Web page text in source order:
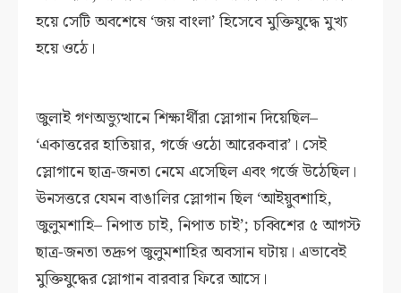
হয়ে সেটি অবশেষে ‘জয় বাংলা’ হিসেবে মুক্তিযুদ্ধে মুখ্য
হয়ে ওঠে।
জুলাই গণঅভ্যুত্থানে শিক্ষার্থীরা স্লোগান দিয়েছিল–
‘একাত্তরের হাতিয়ার, গর্জে ওঠো আরেকবার’। সেই
স্লোগানে ছাত্র-জনতা নেমে এসেছিল এবং গর্জে উঠেছিল।
ঊনসত্তরে যেমন বাঙালির স্লোগান ছিল ‘আইয়ুবশাহি,
জুলুমশাহি– নিপাত চাই, নিপাত চাই’; চব্বিশের ৫ আগস্ট
ছাত্র-জনতা তদ্রুপ জুলুমশাহির অবসান ঘটায়। এভাবেই
মুক্তিযুদ্ধের স্লোগান বারবার ফিরে আসে।